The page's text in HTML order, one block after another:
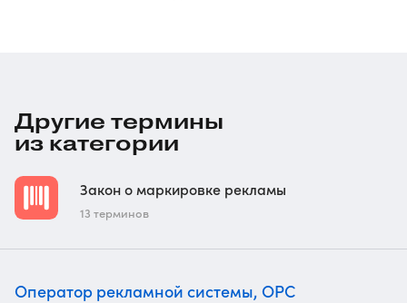
Другие термины
из категории
Закон о маркировке рекламы
13 терминов
Оператор рекламной системы, ОРС